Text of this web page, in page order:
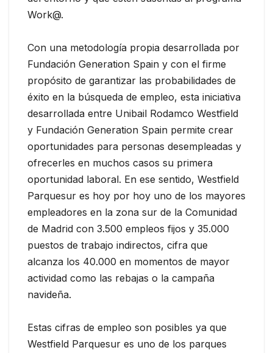
Work@.
Con una metodología propia desarrollada por
Fundación Generation Spain y con el firme
propósito de garantizar las probabilidades de
éxito en la búsqueda de empleo, esta iniciativa
desarrollada entre Unibail Rodamco Westfield
y Fundación Generation Spain permite crear
oportunidades para personas desempleadas y
ofrecerles en muchos casos su primera
oportunidad laboral. En ese sentido, Westfield
Parquesur es hoy por hoy uno de los mayores
empleadores en la zona sur de la Comunidad
de Madrid con 3.500 empleos fijos y 35.000
puestos de trabajo indirectos, cifra que
alcanza los 40.000 en momentos de mayor
actividad como las rebajas o la campaña
navideña.
Estas cifras de empleo son posibles ya que
Westfield Parquesur es uno de los parques